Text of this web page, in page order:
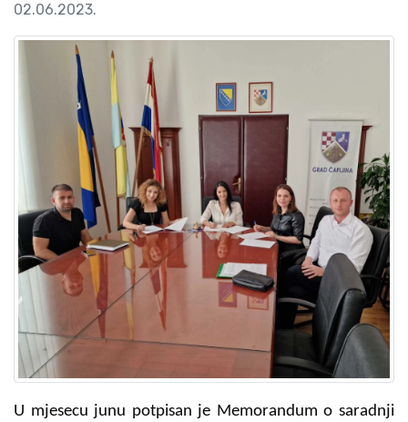
02.06.2023.
U mjesecu junu potpisan je Memorandum o saradnji